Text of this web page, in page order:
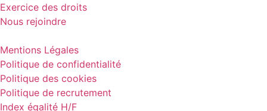
Exercice des droits
Nous rejoindre
Mentions Légales
Politique de confidentialité
Politique des cookies
Politique de recrutement
Index égalité H/F